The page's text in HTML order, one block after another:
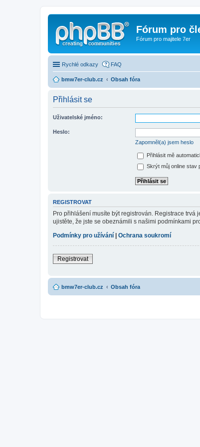
Fórum pro
Fórum pro majitele 7er
Rychlé odkazy FAQ
bmw7er-club.cz Obsah fóra
Přihlásit se
Uživatelské jméno:
Heslo:
Zapomněl(a) jsem heslo
Přihlásit mě
Skrýt můj online stav
REGISTROVAT
Pro přihlášení musíte být registrován. Registrace
ujistěte, že jste se obeznámili s našimi podmínkami
Podmínky pro užívání
Ochrana soukromí
Registrovat
bmw7er-club.cz Obsah fóra